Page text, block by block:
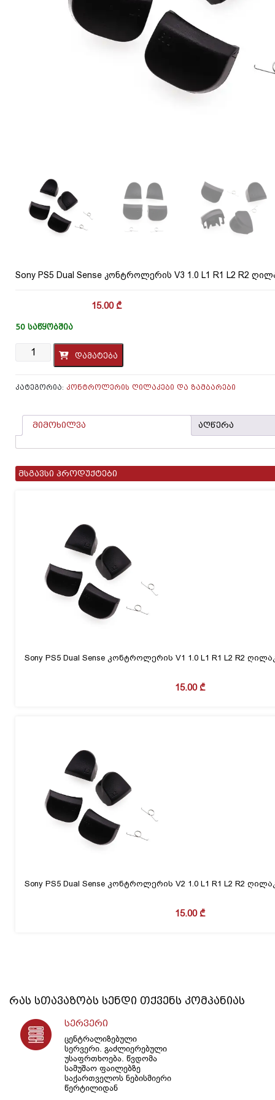
Sony PS5 Dual Sense კონტროლერის V3 1.0 L1 R1 L2 R2
15.00₾
50 ᲡᲐᲬᲧᲝᲑᲨᲘᲐ
რაოდენობა:
Sense
V3
L1
R1
R2
ღილაკები
დამატება
ᲙᲐᲢᲔᲒᲝᲠᲘᲐ: ᲙᲝᲜᲢᲠᲝᲚᲔᲠᲘᲡ ᲦᲘᲚᲐᲙᲔᲑᲘ ᲓᲐ ᲖᲐᲛᲑᲐᲠᲔᲑᲘ
მიმოხილვა აღწერა
მსგავსი პროდუქტები
Sony PS5 Dual Sense კონტროლერის V1 1.0 L1 R1 L2 R2
15.00₾
Sony PS5 Dual Sense კონტროლერის V2 1.0 L1 R1 L2 R2
15.00₾
რას სთავაზობს სენდი თქვენს კომპანიას
სერვერი
ცენტრალიზებული
სერვერი. გაძლიერებული
უსაფრთხოება. წვდომა
სამუშაო ფაილებზე
საქართველოს ნებისმიერი
წერტილიდან